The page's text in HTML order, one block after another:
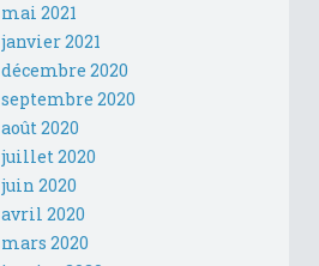
mai 2021
janvier 2021
décembre 2020
septembre 2020
août 2020
juillet 2020
juin 2020
avril 2020
mars 2020